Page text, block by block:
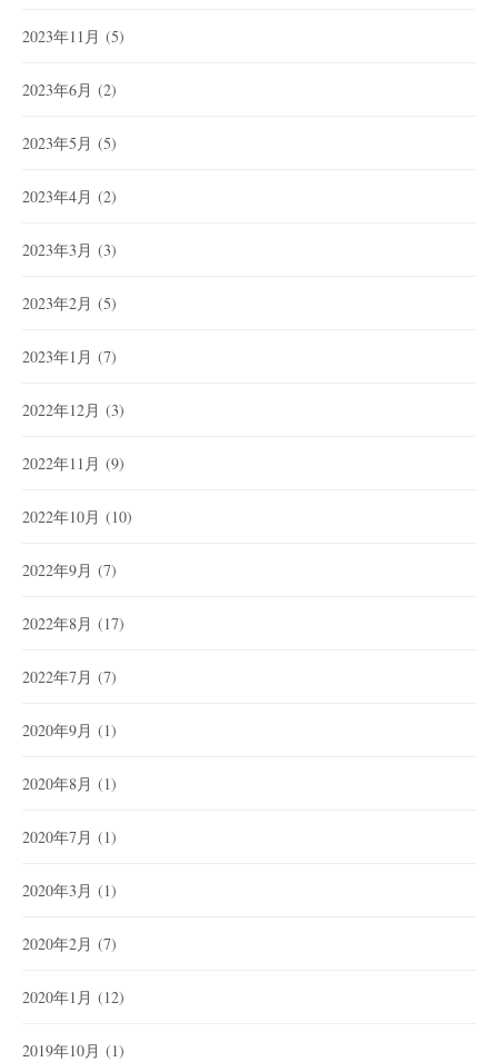
2023年11月 (5)
2023年6月 (2)
2023年5月 (5)
2023年4月 (2)
2023年3月 (3)
2023年2月 (5)
2023年1月 (7)
2022年12月 (3)
2022年11月 (9)
2022年10月 (10)
2022年9月 (7)
2022年8月 (17)
2022年7月 (7)
2020年9月 (1)
2020年8月 (1)
2020年7月 (1)
2020年3月 (1)
2020年2月 (7)
2020年1月 (12)
2019年10月 (1)